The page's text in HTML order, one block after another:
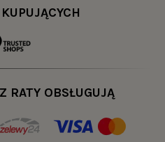
RATY OBSŁUGUJĄ